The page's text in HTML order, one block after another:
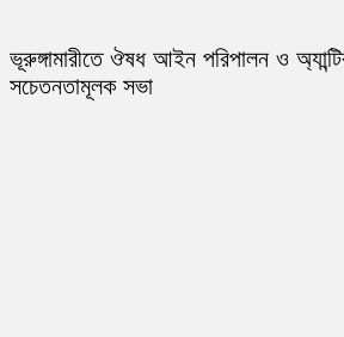
ভূরুঙ্গামারীতে ঔষধ আইন পরিপালন ও
সচেতনতামূলক সভা